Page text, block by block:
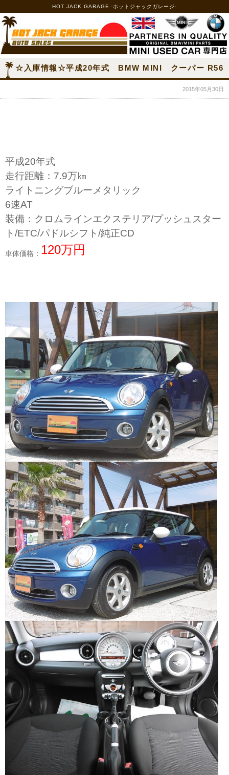
HOT JACK GARAGE -ホットジャックガレージ-
☆入庫情報☆平成20年式 BMW MINI クーパー R56
2015年05月30日
平成20年式
走行距離：7.9万㎞
ライトニングブルーメタリック
6速AT
装備：クロムラインエクステリア/プッシュスター
ト/ETC/パドルシフト/純正CD
車体価格： 120万円